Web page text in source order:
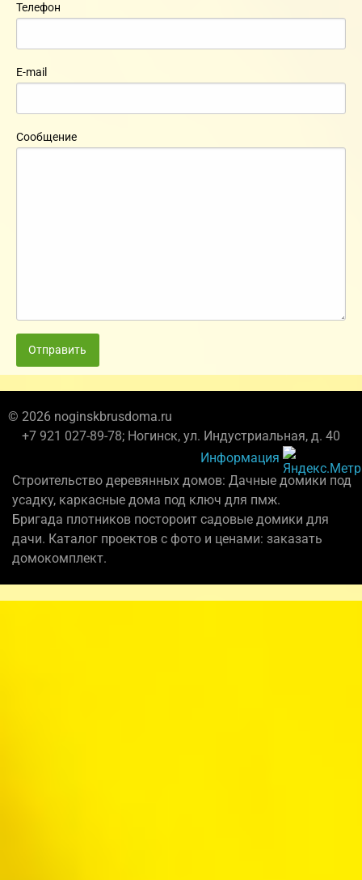
Телефон
E-mail
Сообщение
Отправить
© 2026 noginskbrusdoma.ru
+7 921 027-89-78; Ногинск, ул. Индустриальная, д. 40
Информация
Строительство деревянных домов: Дачные домики под
усадку, каркасные дома под ключ для пмж.
Бригада плотников постороит садовые домики для
дачи. Каталог проектов с фото и ценами: заказать
домокомплект.